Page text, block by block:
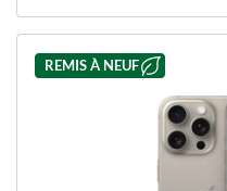
REMIS À NEUF